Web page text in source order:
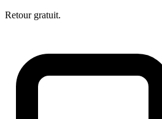
Retour gratuit.